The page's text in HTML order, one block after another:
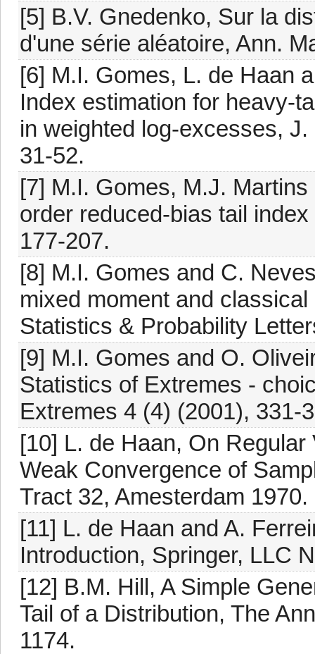
[5] B.V. Gnedenko, Sur la
d'une série aléatoire, Ann.
[6] M.I. Gomes, L. de Haan
Index estimation for heavy-
in weighted log-excesses,
31-52.
[7] M.I. Gomes, M.J.
order reduced-bias tail
177-207.
[8] M.I. Gomes and C.
mixed moment and
Statistics & Probability
[9] M.I. Gomes and O.
Statistics of Extremes -
Extremes 4 (4) (2001), 331-
[10] L. de Haan, On
Weak Convergence of
Tract 32, Amesterdam 1970.
[11] L. de Haan and A.
Introduction, Springer, LLC
[12] B.M. Hill, A Simple
Tail of a Distribution, The
1174.